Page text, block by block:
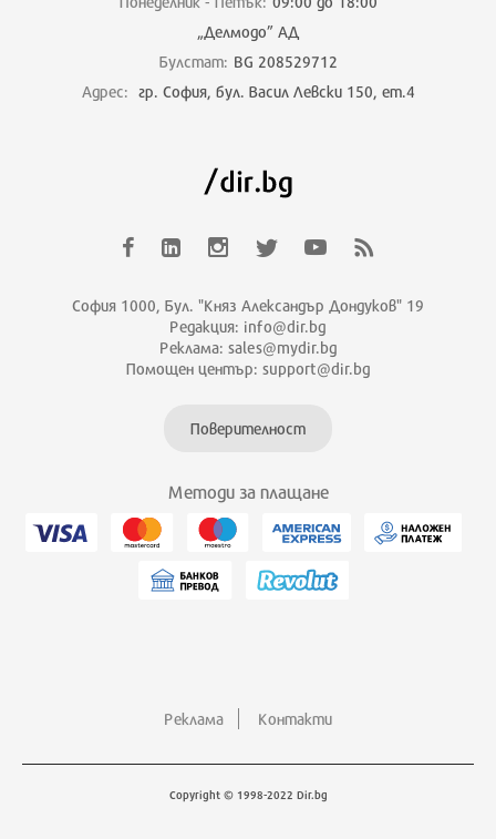
„Делмодо” АД
Булстат: BG 208529712
Адрес: гр. София, бул. Васил Левски 150, ет.4
София 1000, Бул. "Княз Александър Дондуков" 19
Редакция: info@dir.bg
Реклама: sales@mydir.bg
Помощен център: support@dir.bg
Поверителност
Методи за плащане
Реклама Контакти
Copyright © 1998-2022 Dir.bg